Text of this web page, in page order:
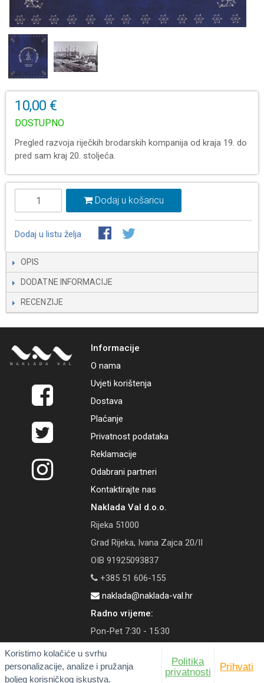
Koristimo kolačiće u svrhu
personalizacije, analize i pružanja
boljeg korisničkog iskustva.
Politika
privatnosti
Prihvati
10,00 €
DOSTUPNO
Pregled razvoja riječkih brodarskih kompanija od kraja 19. do
pred sam kraj 20. stoljeća.
Dodaj u košaricu
Dodaj u listu želja
OPIS
DODATNE INFORMACIJE
RECENZIJE
Informacije
O nama
Uvjeti korištenja
Dostava
Plaćanje
Privatnost podataka
Reklamacije
Odabrani partneri
Kontaktirajte nas
Naklada Val d.o.o.
Rijeka 51000
Grad Rijeka, Ivana Zajca 20/II
OIB 91925093837
+385 51 606-155
naklada@naklada-val.hr
Radno vrijeme:
Pon-Pet 7:30 - 15:30